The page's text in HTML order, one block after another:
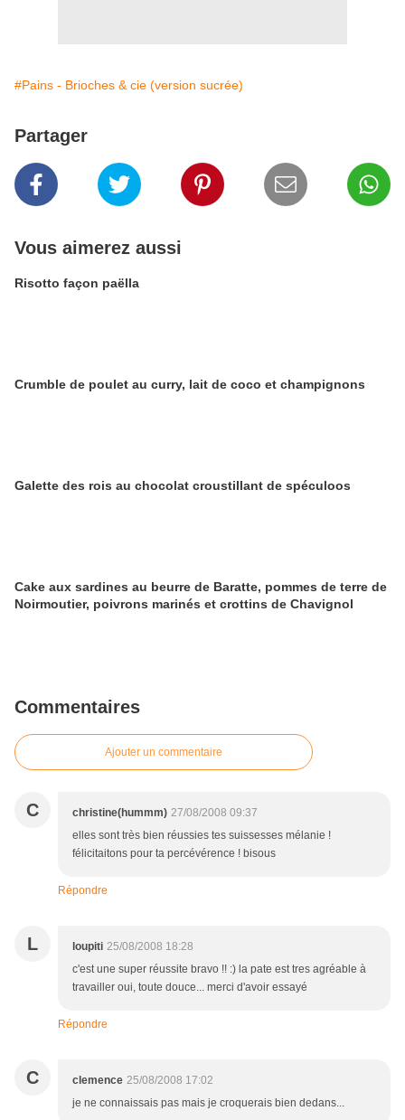
#Pains - Brioches & cie (version sucrée)
Partager
Vous aimerez aussi
Risotto façon paëlla
Crumble de poulet au curry, lait de coco et champignons
Galette des rois au chocolat croustillant de spéculoos
Cake aux sardines au beurre de Baratte, pommes de terre de
Noirmoutier, poivrons marinés et crottins de Chavignol
Commentaires
Ajouter un commentaire
C christine(hummm) 27/08/2008 09:37
elles sont très bien réussies tes suissesses mélanie !
félicitaitons pour ta percévérence ! bisous
Répondre
L loupiti 25/08/2008 18:28
c'est une super réussite bravo !! :) la pate est tres agréable à
travailler oui, toute douce... merci d'avoir essayé
Répondre
C clemence 25/08/2008 17:02
je ne connaissais pas mais je croquerais bien dedans...